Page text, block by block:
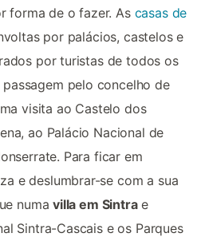
forma de o fazer. As casas de
por palácios, castelos e
por turistas de todos os
pelo concelho de
visita ao Castelo dos
ao Palácio Nacional de
Para ficar em
e deslumbrar-se com a sua
numavilla em Sintrae
Sintra-Cascais e os Parques